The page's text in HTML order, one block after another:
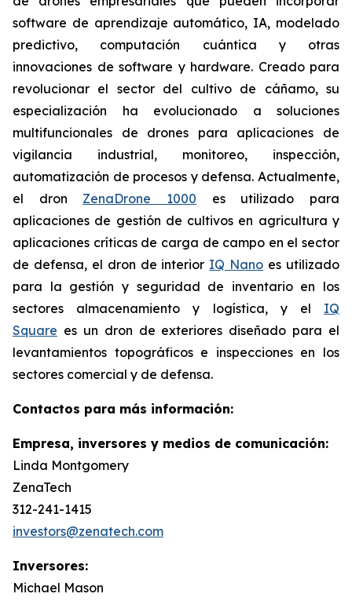
software de aprendizaje automático, IA, modelado
predictivo, computación cuántica y otras
innovaciones de software y hardware. Creado para
revolucionar el sector del cultivo de cáñamo, su
especialización ha evolucionado a soluciones
multifuncionales de drones para aplicaciones de
vigilancia industrial, monitoreo, inspección,
automatización de procesos y defensa. Actualmente,
el dron ZenaDrone 1000 es utilizado para
aplicaciones de gestión de cultivos en agricultura y
aplicaciones críticas de carga de campo en el sector
de defensa, el dron de interior IQ Nano es utilizado
para la gestión y seguridad de inventario en los
sectores almacenamiento y logística, y el IQ
Square es un dron de exteriores diseñado para el
levantamientos topográficos e inspecciones en los
sectores comercial y de defensa.
Contactos para más información:
Empresa, inversores y medios de comunicación:
Linda Montgomery
ZenaTech
312-241-1415
investors@zenatech.com
Inversores:
Michael Mason